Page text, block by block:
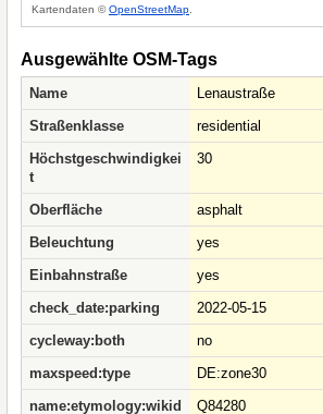
Kartendaten ©OpenStreetMap
Ausgewählte OSM-Tags
Name
Lenaustraße
Straßenklasse
residential
Höchstgeschwindigkei
t
30
Oberfläche
asphalt
Beleuchtung
yes
Einbahnstraße
yes
check_date:parking
2022-05-15
cycleway:both
no
maxspeed:type
DE:zone30
name:etymology:wikid
Q84280